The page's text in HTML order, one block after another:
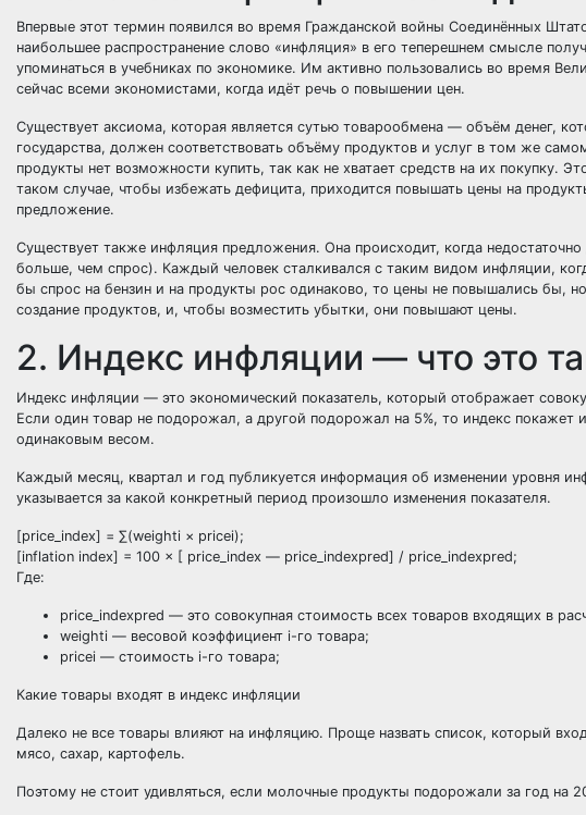
Впервые этот термин появился во время Гражданской войны Соединённых
наибольшее распространение слово «инфляция» в его теперешнем смысле
упоминаться в учебниках по экономике. Им активно пользовались во время
сейчас всеми экономистами, когда идёт речь о повышении цен.
Существует аксиома, которая является сутью товарообмена — объём денег,
государства, должен соответствовать объёму продуктов и услуг в том же
продукты нет возможности купить, так как не хватает средств на их покупку.
таком случае, чтобы избежать дефицита, приходится повышать цены на
предложение.
Существует также инфляция предложения. Она происходит, когда
больше, чем спрос). Каждый человек сталкивался с таким видом инфляции,
бы спрос на бензин и на продукты рос одинаково, то цены не повышались бы,
создание продуктов, и, чтобы возместить убытки, они повышают цены.
2. Индекс инфляции — что это
Индекс инфляции — это экономический показатель, который отображает
Если один товар не подорожал, а другой подорожал на 5%, то индекс покажет
одинаковым весом.
Каждый месяц, квартал и год публикуется информация об изменении уровня
указывается за какой конкретный период произошло изменения показателя.
[price_index] = ∑(weighti × pricei);
[inflation index] = 100 × [ price_index — price_indexpred] / price_indexpred;
Где:
price_indexpred — это совокупная стоимость всех товаров входящих в
weighti — весовой коэффициент i-го товара;
pricei — стоимость i-го товара;
Какие товары входят в индекс инфляции
Далеко не все товары влияют на инфляцию. Проще назвать список, который
мясо, сахар, картофель.
Поэтому не стоит удивляться, если молочные продукты подорожали за год на